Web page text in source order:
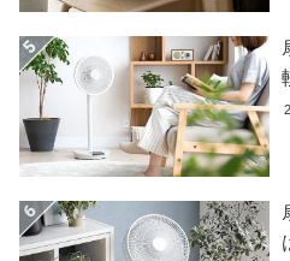
シ
ョ
ッ
ン
グ
イ
ド